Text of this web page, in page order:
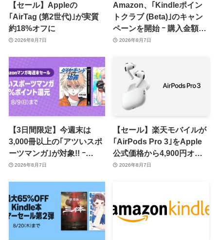
【セール】Appleの
｢AirTag (第2世代)｣が実質
約18%オフに
2026年8月7日
Amazon、｢Kindleポイン
トクラブ (Beta)｣のキャン
ペーンを開始 ｰ 購入金額に
応じて来月のポイント還元
2026年8月7日
【3日間限定】今週末は
3,000冊以上の｢アツいスポ
ーツマンガ｣が対象!! ｰ
｢Amazonマンガ毎週末セ
2026年8月7日
【セール】楽天モバイルが
｢AirPods Pro 3｣をApple
公式価格から4,900円オフ
で販売中
2026年8月7日